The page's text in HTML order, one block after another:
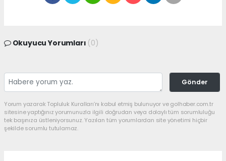
Okuyucu Yorumları (0)
Gönder
Yorum yazarak Topluluk Kuralları’nı kabul etmiş bulunuyor ve golhaber.com.tr
sitesine yaptığınız yorumunuzla ilgili doğrudan veya dolaylı tüm sorumluluğu
tek başınıza üstleniyorsunuz. Yazılan tüm yorumlardan site yönetimi hiçbir
şekilde sorumlu tutulamaz.